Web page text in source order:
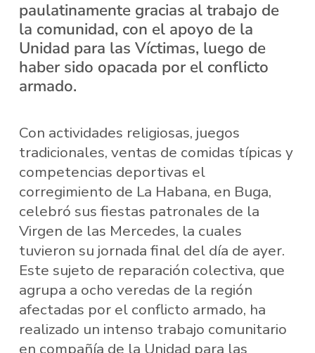
paulatinamente gracias al trabajo de
la comunidad, con el apoyo de la
Unidad para las Víctimas, luego de
haber sido opacada por el conflicto
armado.
Con actividades religiosas, juegos
tradicionales, ventas de comidas típicas y
competencias deportivas el
corregimiento de La Habana, en Buga,
celebró sus fiestas patronales de la
Virgen de las Mercedes, la cuales
tuvieron su jornada final del día de ayer.
Este sujeto de reparación colectiva, que
agrupa a ocho veredas de la región
afectadas por el conflicto armado, ha
realizado un intenso trabajo comunitario
en compañía de la Unidad para las